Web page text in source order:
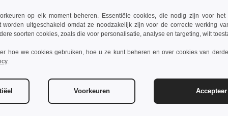
93287
A5 notitieboekje met ringen, harde kaft, gemaakt van suikerrietpapier (80% suikerriet) met effen pagina's
Egotier 93637
op elk moment beheren. Essentiële cookies, die nodig zijn voor het
worden uitgeschakeld omdat ze noodzakelijk zijn voor de correcte werking
soorten cookies, zoals die voor personalisatie, analyse en targeting, wilt
hoe we cookies gebruiken, hoe u ze kunt beheren en over cookies van
.
Voorkeuren